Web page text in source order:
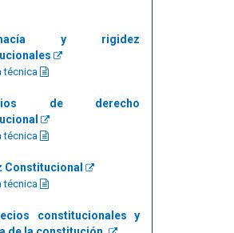
y rigidez
técnica
de derecho
técnica
Constitucional
técnica
constitucionales y